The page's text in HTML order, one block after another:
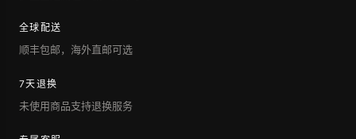
全球配送
顺丰包邮，海外直邮可选
7天退换
未使用商品支持退换服务